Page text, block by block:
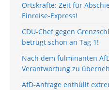
Ortskräfte: Zeit für
Einreise-Express!
CDU-Chef gegen
betrügt schon an Tag 1!
Nach dem fulminanten
Verantwortung zu
AfD-Anfrage enthüllt